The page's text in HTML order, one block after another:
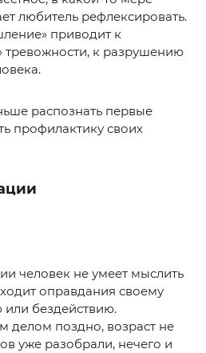
любитель рефлексировать.
приводит к
к разрушению
распознать первые
профилактику своих
человек не умеет мыслить
оправдания своему
бездействию.
делом поздно, возраст не
уже разобрали, нечего и